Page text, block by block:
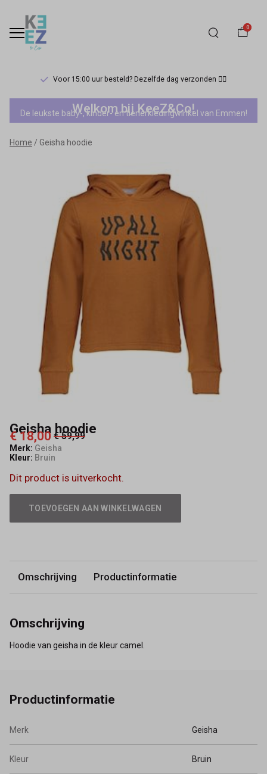
0
Voor 15:00 uur besteld? Dezelfde dag verzonden 🏃‍♀️
Geisha
hoodie
Keez&Co
Welkom bij KeeZ&Co!
De leukste baby-, kinder- en tienerkledingwinkel van Emmen!
Home Geisha hoodie
Geisha hoodie
€ 18,00 € 59,99
Merk: Geisha
Kleur: Bruin
Dit product is uitverkocht.
TOEVOEGEN AAN WINKELWAGEN
Omschrijving Productinformatie
Omschrijving
Hoodie van geisha in de kleur camel.
Productinformatie
Merk Geisha
Kleur Bruin